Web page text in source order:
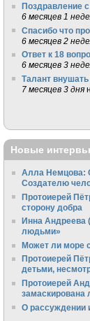
Поздравление
6 месяцев 1
Спасибо что
6 месяцев 2
Ответ к 18
6 месяцев 3
Талант внушать
7 месяцев 3 дня
Новые
Алла Немцова:
Создателю
Протоиерей
сторону добра
Инна Андреева
людьми»
Может ли море
Протоиерей
детьми,
Протоиерей
замаскирована
О рассуждении